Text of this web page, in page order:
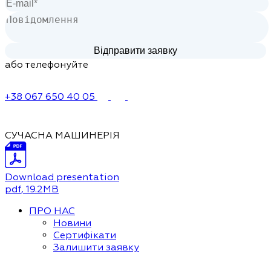
або телефонуйте
+38 067 650 40 05
СУЧАСНА МАШИНЕРІЯ
Download presentation
pdf, 19.2MB
ПРО НАС
Новини
Сертифікати
Залишити заявку